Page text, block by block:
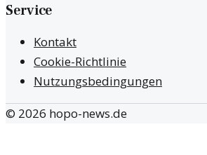
Service
Kontakt
Cookie-Richtlinie
Nutzungsbedingungen
© 2026 hopo-news.de